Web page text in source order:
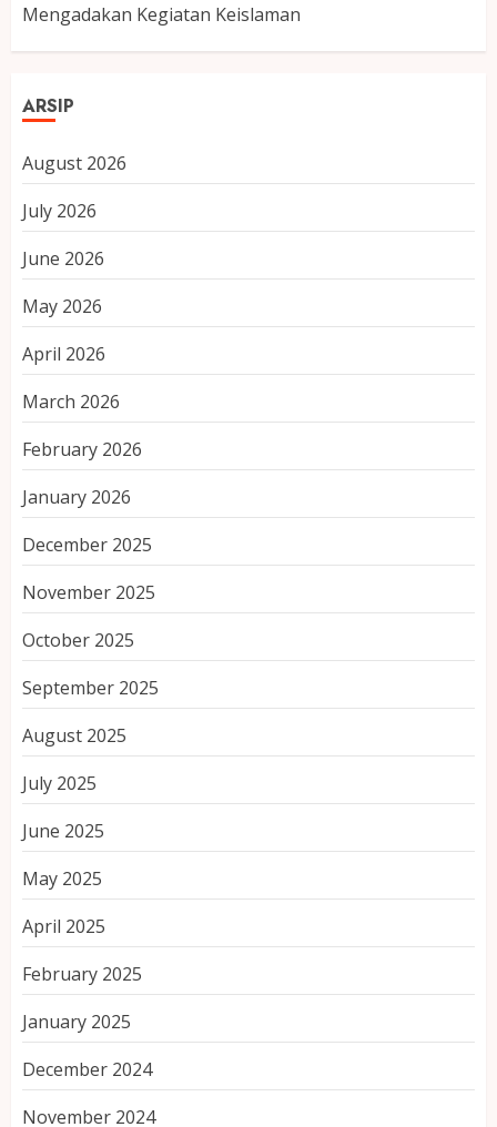
Mengadakan Kegiatan Keislaman
ARSIP
August 2026
July 2026
June 2026
May 2026
April 2026
March 2026
February 2026
January 2026
December 2025
November 2025
October 2025
September 2025
August 2025
July 2025
June 2025
May 2025
April 2025
February 2025
January 2025
December 2024
November 2024